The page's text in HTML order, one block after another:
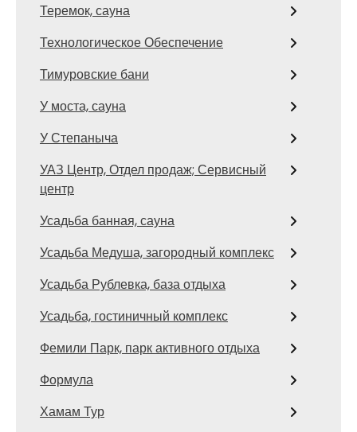
Теремок, сауна
Технологическое Обеспечение
Тимуровские бани
У моста, сауна
У Степаныча
УАЗ Центр, Отдел продаж; Сервисный
центр
Усадьба банная, сауна
Усадьба Медуша, загородный комплекс
Усадьба Рублевка, база отдыха
Усадьба, гостиничный комплекс
Фемили Парк, парк активного отдыха
Формула
Хамам Тур